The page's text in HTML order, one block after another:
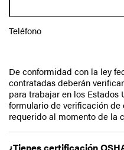
Teléfono
De conformidad con la ley
contratadas deberán
para trabajar en los Estados
formulario de verificación
requerido al momento de la